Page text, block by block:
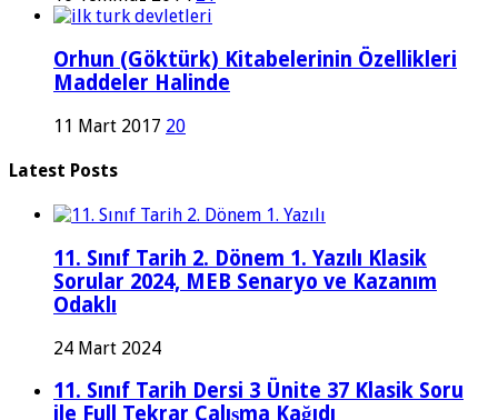
Orhun (Göktürk) Kitabelerinin Özellikleri
Maddeler Halinde
11 Mart 2017 20
Latest Posts
11. Sınıf Tarih 2. Dönem 1. Yazılı Klasik
Sorular 2024, MEB Senaryo ve Kazanım
Odaklı
24 Mart 2024
11. Sınıf Tarih Dersi 3 Ünite 37 Klasik Soru
ile Full Tekrar Çalışma Kağıdı